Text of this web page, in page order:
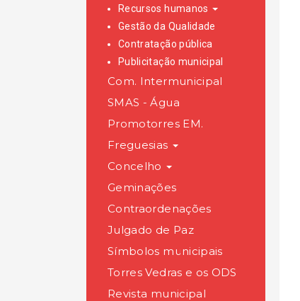
Recursos humanos
Gestão da Qualidade
Contratação pública
Publicitação municipal
Com. Intermunicipal
SMAS - Água
Promotorres EM.
Freguesias
Concelho
Geminações
Contraordenações
Julgado de Paz
Símbolos municipais
Torres Vedras e os ODS
Revista municipal